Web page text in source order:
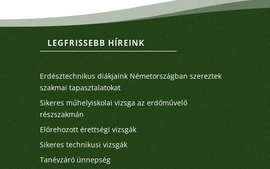
LEGFRISSEBB HÍREINK
Erdésztechnikus diákjaink Németországban szereztek
szakmai tapasztalatokat
Sikeres műhelyiskolai vizsga az erdőművelő
részszakmán
Előrehozott érettségi vizsgák
Sikeres technikusi vizsgák
Tanévzáró ünnepség